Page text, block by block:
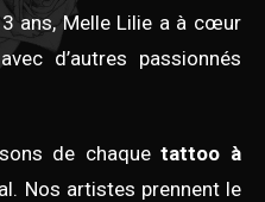
ans, Melle Lilie a à cœur
d’autres passionnés
de chaquetattoo à
Nos artistes prennent le